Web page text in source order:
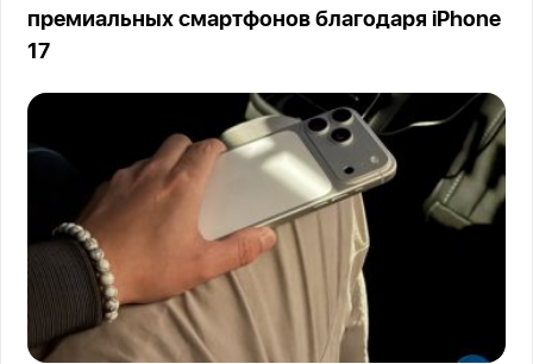
премиальных смартфонов благодаря iPhone
17